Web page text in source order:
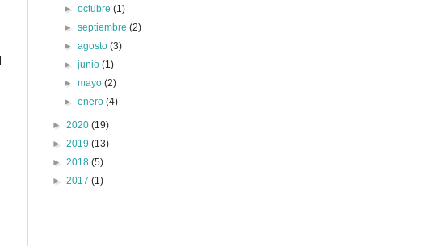
►octubre(1)
►septiembre(2)
►agosto(3)
►junio(1)
►mayo(2)
►enero(4)
► 2020 (19)
► 2019 (13)
► 2018 (5)
► 2017 (1)